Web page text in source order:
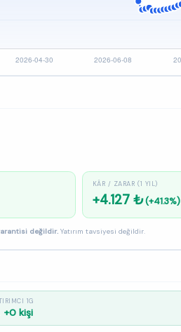
KÂR / ZARAR (1 YIL)
+4.127 ₺(+41.3%)
değildir. Yatırım tavsiyesi değildir.
1G
+0 kişi